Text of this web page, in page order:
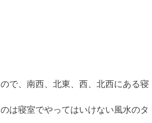
で、南西、北東、西、北西にある寝
は寝室でやってはいけない風水のタ